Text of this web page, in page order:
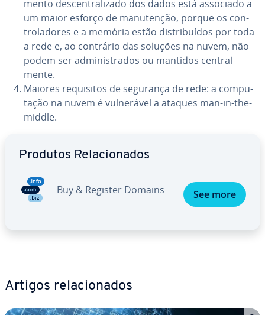
mento des­cen­tra­li­zado dos dados está associado a
um maior esforço de ma­nu­ten­ção, porque os con­
tro­la­do­res e a memória estão dis­tri­buí­dos por toda
a rede e, ao contrário das soluções na nuvem, não
podem ser ad­mi­nis­tra­dos ou mantidos cen­tral­
mente.
Maiores re­qui­si­tos de segurança de rede: a com­pu­
ta­ção na nuvem é vul­ne­rá­vel a ataques man-in-the-
middle.
Produtos Re­la­ci­o­na­dos
Buy & Register Domains See more
Artigos re­la­ci­o­na­dos